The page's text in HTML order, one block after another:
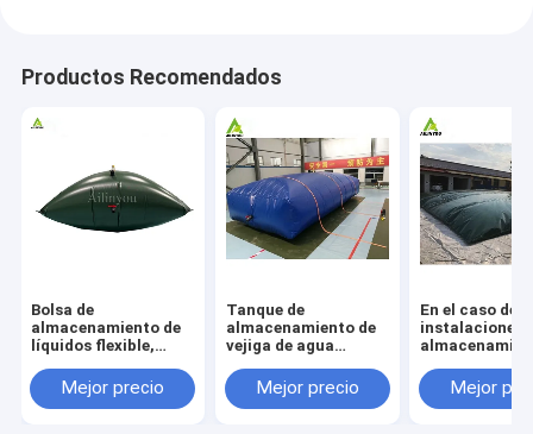
Productos Recomendados
Bolsa de
almacenamiento de
líquidos flexible,
almacenamiento de
agua tipo almohada
Mejor precio
Tanque de
almacenamiento de
vejiga de agua
galones Tanque de
almacenamiento de
Mejor precio
En el caso de
instalaciones
utilizará un
de
Mejor